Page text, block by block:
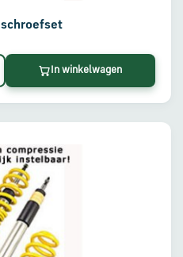
schroefset
In winkelwagen